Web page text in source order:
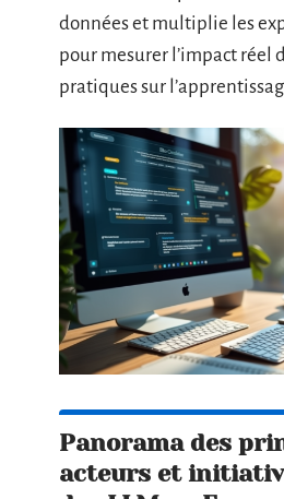
données et multiplie les
pour mesurer l’impact réel
pratiques sur
Panorama des
acteurs et